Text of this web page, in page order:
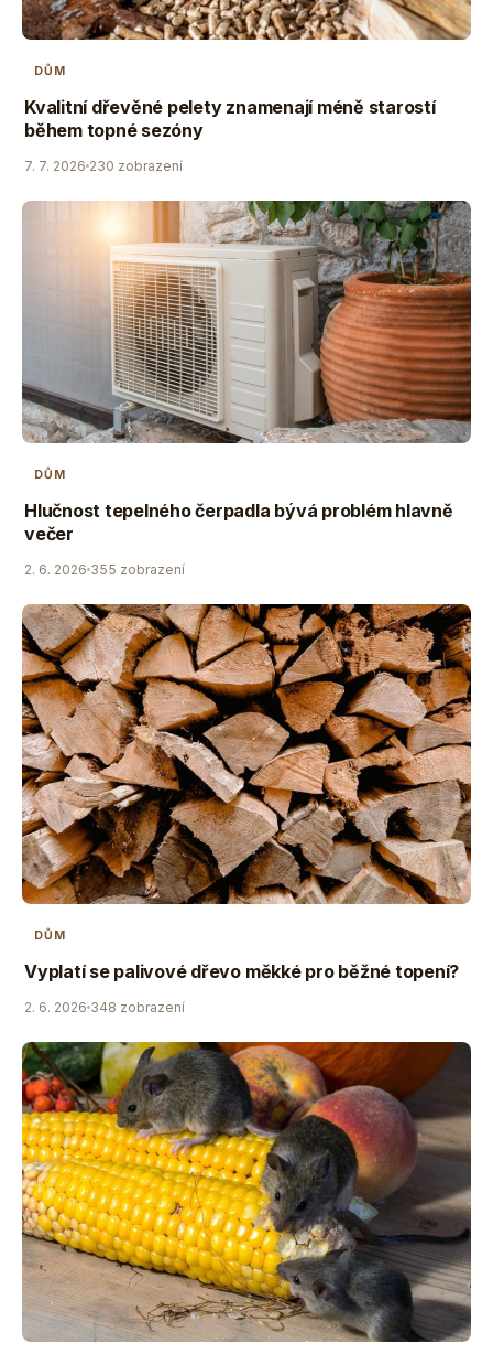
DŮM
Kvalitní dřevěné pelety znamenají méně starostí
během topné sezóny
7. 7. 2026 230 zobrazení
DŮM
Hlučnost tepelného čerpadla bývá problém hlavně
večer
2. 6. 2026 355 zobrazení
DŮM
Vyplatí se palivové dřevo měkké pro běžné topení?
2. 6. 2026 348 zobrazení